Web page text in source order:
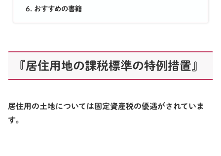
おすすめの書籍
『居住用地の課税標準の特例措置』
居住用の土地については固定資産税の優遇がされていま
す。